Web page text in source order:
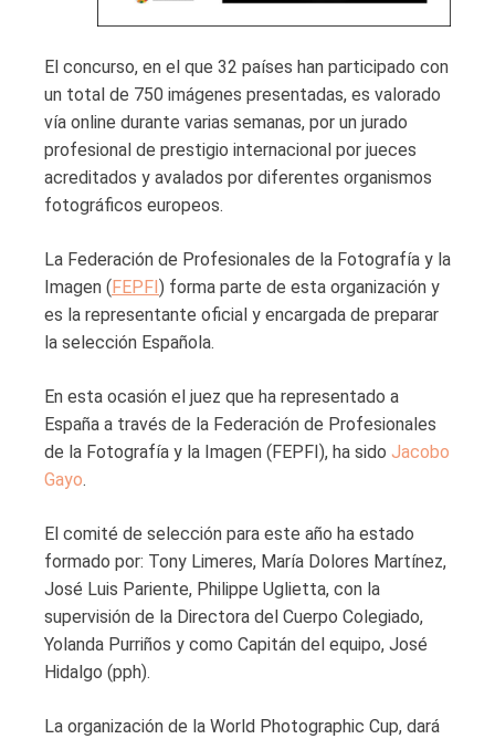
El concurso, en el que 32 países han participado con
un total de 750 imágenes presentadas, es valorado
vía online durante varias semanas, por un jurado
profesional de prestigio internacional por jueces
acreditados y avalados por diferentes organismos
fotográficos europeos.
La Federación de Profesionales de la Fotografía y la
Imagen (FEPFI) forma parte de esta organización y
es la representante oficial y encargada de preparar
la selección Española.
En esta ocasión el juez que ha representado a
España a través de la Federación de Profesionales
de la Fotografía y la Imagen (FEPFI), ha sido Jacobo
Gayo.
El comité de selección para este año ha estado
formado por: Tony Limeres, María Dolores Martínez,
José Luis Pariente, Philippe Uglietta, con la
supervisión de la Directora del Cuerpo Colegiado,
Yolanda Purriños y como Capitán del equipo, José
Hidalgo (pph).
La organización de la World Photographic Cup, dará